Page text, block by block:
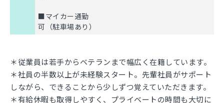
■マイカー通勤
可（駐車場あり）
＊従業員は若手からベテランまで幅広く在籍しています。
＊社員の半数以上が未経験スタート。先輩社員がサポート
しながら、できることから少しずつ覚えていただきます。
＊有給休暇も取得しやすく、プライベートの時間も大切に